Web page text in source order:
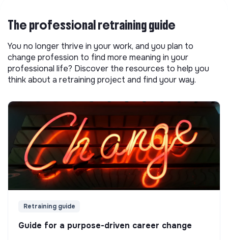
The professional retraining guide
You no longer thrive in your work, and you plan to
change profession to find more meaning in your
professional life? Discover the resources to help you
think about a retraining project and find your way.
Retraining guide
Guide for a purpose-driven career change